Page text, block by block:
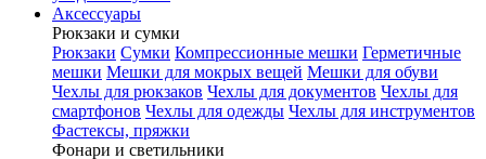
Аксессуары
Рюкзаки и сумки
Рюкзаки Сумки Компрессионные мешки Герметичные
мешки Мешки для мокрых вещей Мешки для обуви
Чехлы для рюкзаков Чехлы для документов Чехлы для
смартфонов Чехлы для одежды Чехлы для инструментов
Фастексы, пряжки
Фонари и светильники